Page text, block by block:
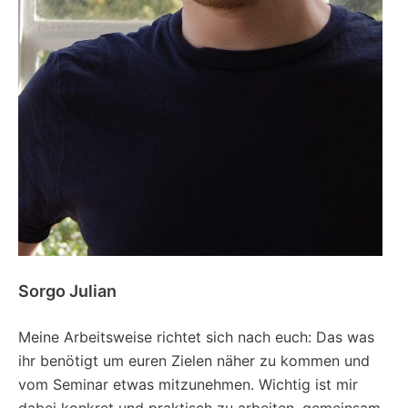
Sorgo Julian
Meine Arbeitsweise richtet sich nach euch: Das was
ihr benötigt um euren Zielen näher zu kommen und
vom Seminar etwas mitzunehmen. Wichtig ist mir